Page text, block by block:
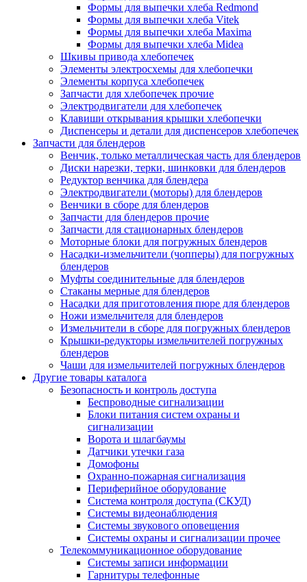
Формы для выпечки хлеба Redmond
Формы для выпечки хлеба Vitek
Формы для выпечки хлеба Maxima
Формы для выпечки хлеба Midea
Шкивы привода хлебопечек
Элементы электросхемы для хлебопечки
Элементы корпуса хлебопечек
Запчасти для хлебопечек прочие
Электродвигатели для хлебопечек
Клавиши открывания крышки хлебопечки
Диспенсеры и детали для диспенсеров хлебопечек
Запчасти для блендеров
Венчик, только металлическая часть для блендеров
Диски нарезки, терки, шинковки для блендеров
Редуктор венчика для блендера
Электродвигатели (моторы) для блендеров
Венчики в сборе для блендеров
Запчасти для блендеров прочие
Запчасти для стационарных блендеров
Моторные блоки для погружных блендеров
Насадки-измельчители (чопперы) для погружных
блендеров
Муфты соединительные для блендеров
Стаканы мерные для блендеров
Насадки для приготовления пюре для блендеров
Ножи измельчителя для блендеров
Измельчители в сборе для погружных блендеров
Крышки-редукторы измельчителей погружных
блендеров
Чаши для измельчителей погружных блендеров
Другие товары каталога
Безопасность и контроль доступа
Беспроводные сигнализации
Блоки питания систем охраны и
сигнализации
Ворота и шлагбаумы
Датчики утечки газа
Домофоны
Охранно-пожарная сигнализация
Периферийное оборудование
Система контроля доступа (СКУД)
Системы видеонаблюдения
Системы звукового оповещения
Системы охраны и сигнализации прочее
Телекоммуникационное оборудование
Системы записи информации
Гарнитуры телефонные